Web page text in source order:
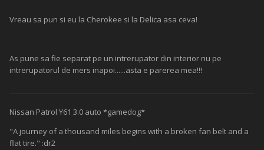
Vreau sa pun si eu la Cherokee si la Delica asa ceva!
As pune sa fie separat pe un intrerupator din interior nu pe
intrerupatorul de mers inapoi......asta e parerea mea!!!
Nissan Patrol Y61 3.0 auto *gamedog*
"A journey of a thousand miles begins with a broken fan belt and a
flat tire." :dr2